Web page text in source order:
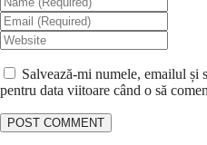
Salvează-mi numele, emailul și
pentru data viitoare când o să